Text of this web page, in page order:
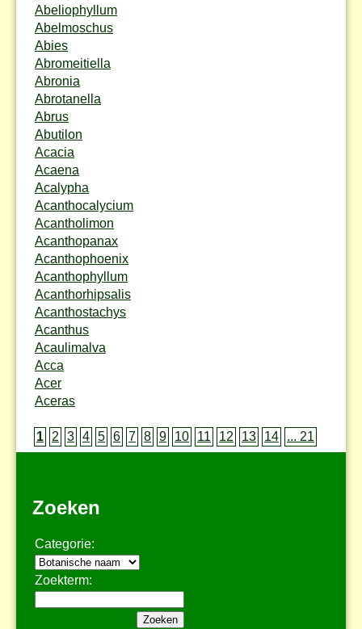
Abeliophyllum
Abelmoschus
Abies
Abromeitiella
Abronia
Abrotanella
Abrus
Abutilon
Acacia
Acaena
Acalypha
Acanthocalycium
Acantholimon
Acanthopanax
Acanthophoenix
Acanthophyllum
Acanthorhipsalis
Acanthostachys
Acanthus
Acaulimalva
Acca
Acer
Aceras
1 2 3 4 5 6 7 8 9 10 11 12 13 14 ... 21
Zoeken
Categorie:
Zoekterm: